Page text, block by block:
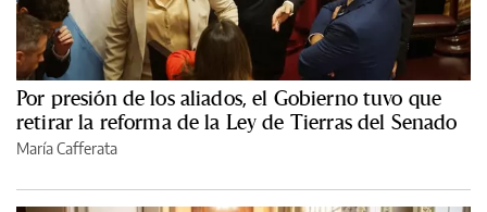
Por presión de los aliados, el Gobierno tuvo que
retirar la reforma de la Ley de Tierras del Senado
María Cafferata